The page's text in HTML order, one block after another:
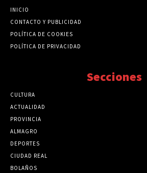
INICIO
CONTACTO Y PUBLICIDAD
POLÍTICA DE COOKIES
POLÍTICA DE PRIVACIDAD
Secciones
CULTURA
ACTUALIDAD
PROVINCIA
ALMAGRO
DEPORTES
CIUDAD REAL
BOLAÑOS